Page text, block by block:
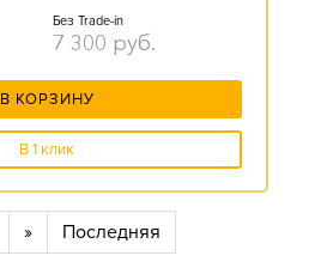
Без Trade-in
7 300 руб.
В КОРЗИНУ
В 1 клик
» Последняя